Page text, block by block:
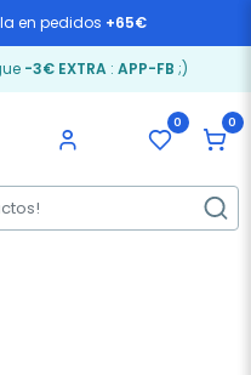
en pedidos +65€
-3€ EXTRA: APP-FB ;)
0 0